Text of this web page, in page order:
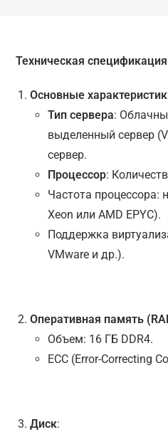
Техническая
Основные
Тип сервера:
выделенный сервер
сервер.
Процессор:
Частота процессора:
Xeon или AMD EPYC).
Поддержка
VMware и др.).
Оперативная память
Объем: 16 ГБ DDR4.
ECC (Error-Correcting
Диск: